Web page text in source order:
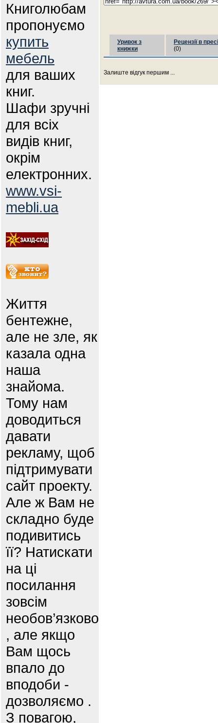
Книголюбам
пропонуємо
купить
мебель
для ваших
книг.
Шафи зручні
для всіх
видів книг,
окрім
електронних.
www.vsi-
mebli.ua
Життя
бентежне,
але не зле, як
казала одна
наша
знайома.
Тому нам
доводиться
давати
рекламу, щоб
підтримувати
сайт проекту.
Але ж Вам не
складно буде
подивитись
її? Натискати
на ці
посилання
зовсім
необов’язково
, але якщо
Вам щось
впало до
вподоби -
дозволяємо .
З повагою,
Уривок з
книжки
Рецензії в пресі
(0)
Залиште відгук першим ...